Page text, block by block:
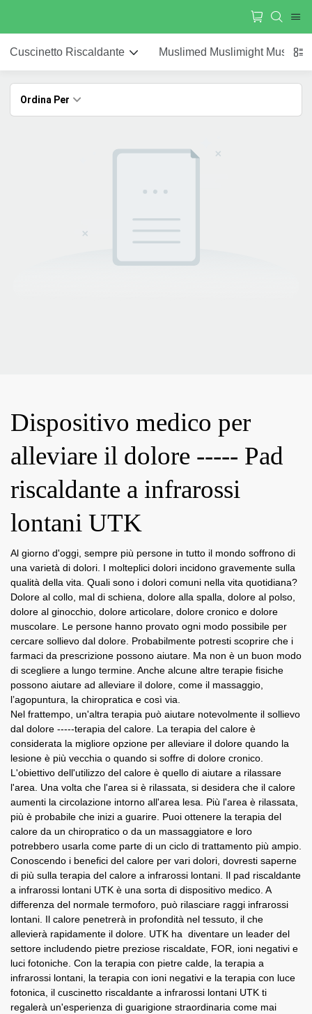
Cuscinetto Riscaldante Muslimed Muslimight
Ordina Per
Dispositivo medico per
alleviare il dolore ----- Pad
riscaldante a infrarossi
lontani UTK
Al giorno d'oggi, sempre più persone in tutto il mondo soffrono di
una varietà di dolori. I molteplici dolori incidono gravemente sulla
qualità della vita. Quali sono i dolori comuni nella vita quotidiana?
Dolore al collo, mal di schiena, dolore alla spalla, dolore al polso,
dolore al ginocchio, dolore articolare, dolore cronico e dolore
muscolare. Le persone hanno provato ogni modo possibile per
cercare sollievo dal dolore. Probabilmente potresti scoprire che i
farmaci da prescrizione possono aiutare. Ma non è un buon modo
di scegliere a lungo termine. Anche alcune altre terapie fisiche
possono aiutare ad alleviare il dolore, come il massaggio,
l’agopuntura, la chiropratica e così via.
Nel frattempo, un'altra terapia può aiutare notevolmente il sollievo
dal dolore -----terapia del calore. La terapia del calore è
considerata la migliore opzione per alleviare il dolore quando la
lesione è più vecchia o quando si soffre di dolore cronico.
L'obiettivo dell'utilizzo del calore è quello di aiutare a rilassare
l'area. Una volta che l'area si è rilassata, si desidera che il calore
aumenti la circolazione intorno all'area lesa. Più l'area è rilassata,
più è probabile che inizi a guarire. Puoi ottenere la terapia del
calore da un chiropratico o da un massaggiatore e loro
potrebbero usarla come parte di un ciclo di trattamento più ampio.
Conoscendo i benefici del calore per vari dolori, dovresti saperne
di più sulla terapia del calore a infrarossi lontani. Il pad riscaldante
a infrarossi lontani UTK è una sorta di dispositivo medico. A
differenza del normale termoforo, può rilasciare raggi infrarossi
lontani. Il calore penetrerà in profondità nel tessuto, il che
allevierà rapidamente il dolore. UTK ha diventare un leader del
settore includendo pietre preziose riscaldate, FOR, ioni negativi e
luci fotoniche. Con la terapia con pietre calde, la terapia a
infrarossi lontani, la terapia con ioni negativi e la terapia con luce
fotonica, il cuscinetto riscaldante a infrarossi lontani UTK ti
regalerà un'esperienza di guarigione straordinaria come mai